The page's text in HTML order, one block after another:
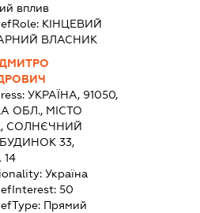
вплив
КІНЦЕВИЙ
ВЛАСНИК
УКРАЇНА, 91050,
ОБЛ., МІСТО
СОЛНЄЧНИЙ
33,
Україна
50
Прямий